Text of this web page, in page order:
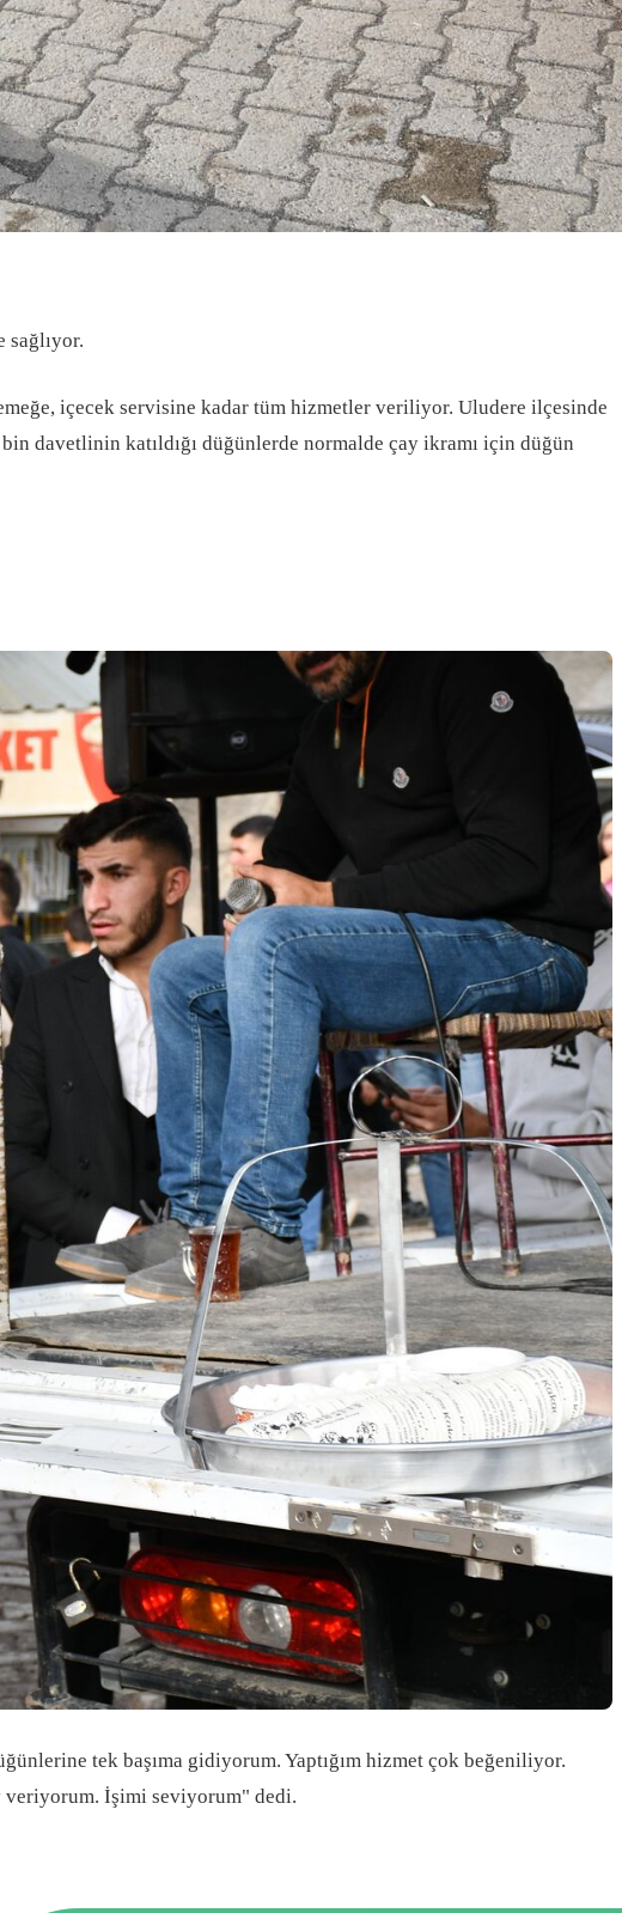
sağlıyor.
içecek servisine kadar tüm hizmetler veriliyor. Uludere ilçesinde
davetlinin katıldığı düğünlerde normalde çay ikramı için düğün
tek başıma gidiyorum. Yaptığım hizmet çok beğeniliyor.
veriyorum. İşimi seviyorum" dedi.